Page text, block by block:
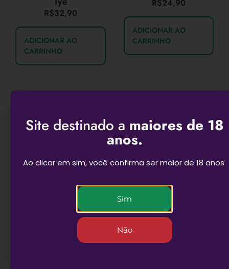
R$32,90
ADICIONAR AO
CARRINHO
R$24,90
ADICIONAR AO
CARRINHO
Puff Alça – Ganja proteção para bongs
e pipes
Site destinado a maiores de 18
anos.
Ao clicar em sim, você confirma ser maior de 18 anos
Sim
Não